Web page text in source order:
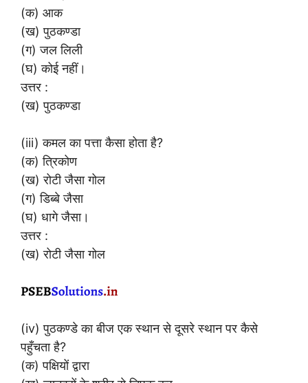
(क) आक
(ख) पुठकण्डा
(ग) जल लिली
(घ) कोई नहीं।
उत्तर :
(ख) पुठकण्डा
(iii) कमल का पत्ता कैसा होता है?
(क) त्रिकोण
(ख) रोटी जैसा गोल
(ग) डिब्बे जैसा
(घ) धागे जैसा।
उत्तर :
(ख) रोटी जैसा गोल
(iv) पुठकण्डे का बीज एक स्थान से दूसरे स्थान पर कैसे
पहुँचता है?
(क) पक्षियों द्वारा